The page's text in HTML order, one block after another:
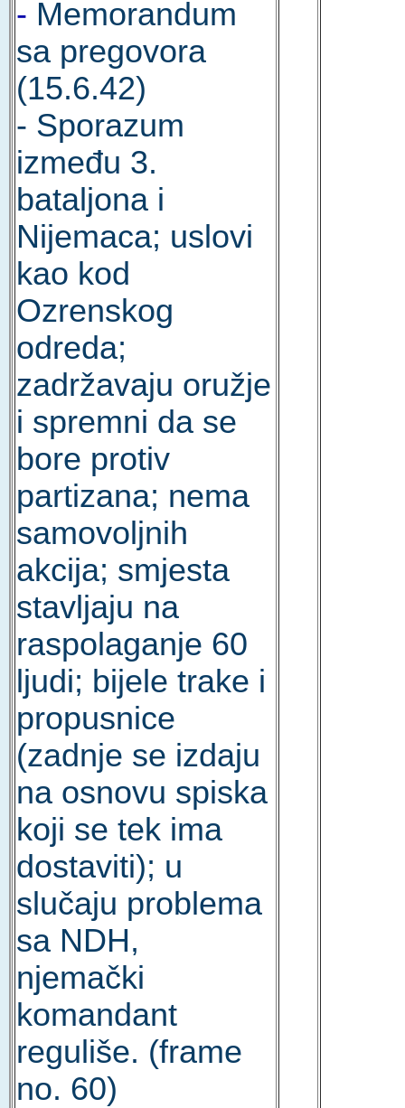
- Memorandum
sa pregovora
(15.6.42)
- Sporazum
između 3.
bataljona i
Nijemaca; uslovi
kao kod
Ozrenskog
odreda;
zadržavaju oružje
i spremni da se
bore protiv
partizana; nema
samovoljnih
akcija; smjesta
stavljaju na
raspolaganje 60
ljudi; bijele trake i
propusnice
(zadnje se izdaju
na osnovu spiska
koji se tek ima
dostaviti); u
slučaju problema
sa NDH,
njemački
komandant
reguliše. (frame
no. 60)